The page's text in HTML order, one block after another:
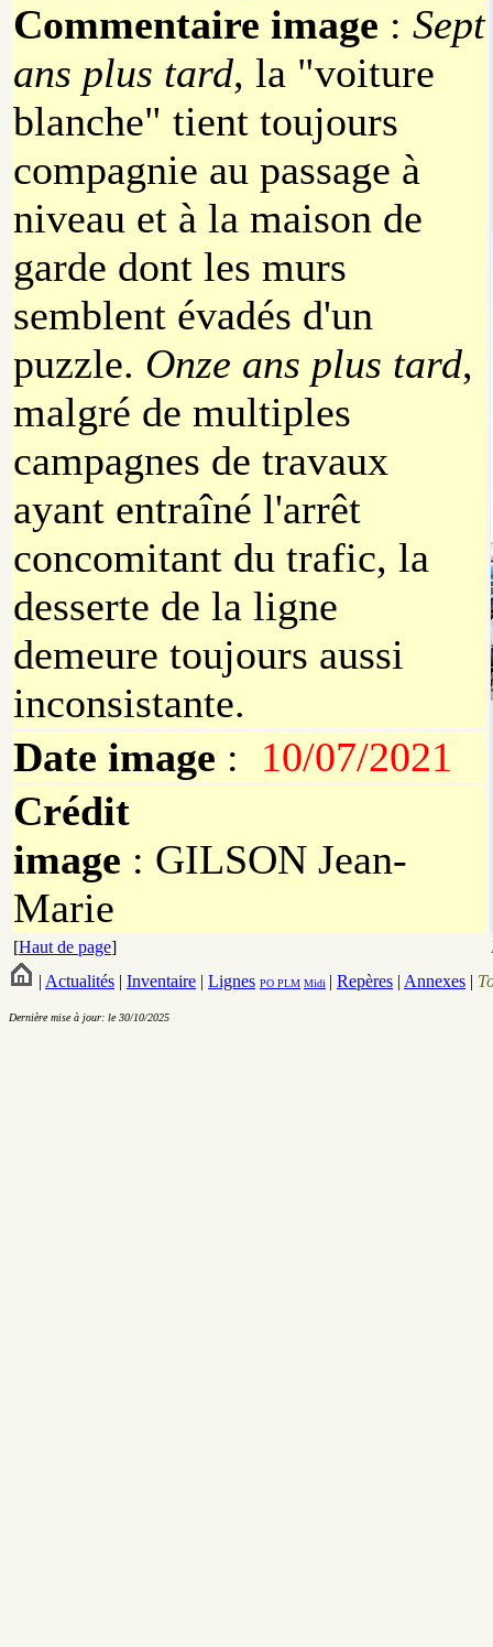
Commentaire image : Sept
ans plus tard, la "voiture
blanche" tient toujours
compagnie au passage à
niveau et à la maison de
garde dont les murs
semblent évadés d'un
puzzle. Onze ans plus tard,
malgré de multiples
campagnes de travaux
ayant entraîné l'arrêt
concomitant du trafic, la
desserte de la ligne
demeure toujours aussi
inconsistante.
Date image : 10/07/2021
Crédit
image : GILSON Jean-
Marie
[Haut de page]
| Actualités | Inventaire | Lignes PO PLM Midi | Repères | Annexes |
Dernière mise à jour: le 30/10/2025